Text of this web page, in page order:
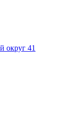
округ 41